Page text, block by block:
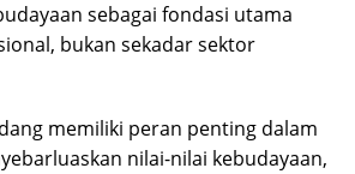
sebagai fondasi utama
bukan sekadar sektor
memiliki peran penting dalam
nilai-nilai kebudayaan,